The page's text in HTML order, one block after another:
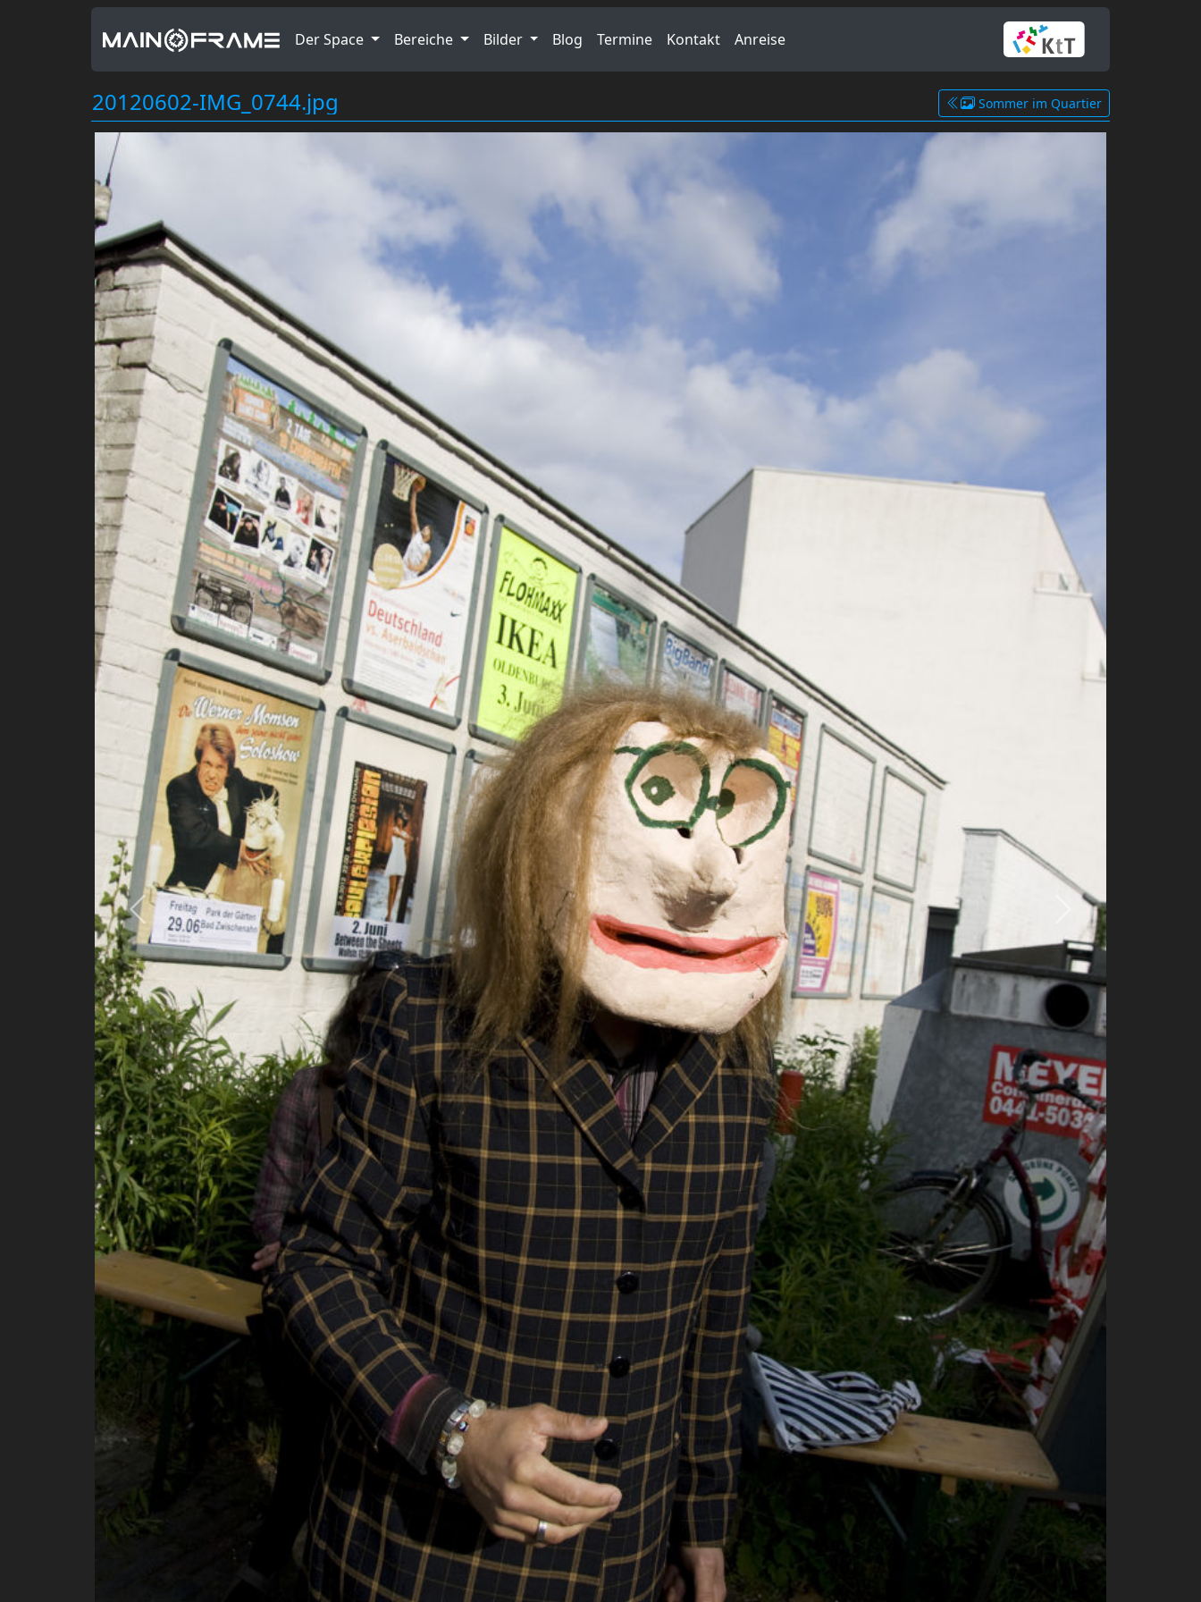
Der Space Bereiche Bilder Blog Termine Kontakt Anreise
20120602-IMG_0744.jpg Sommer im Quartier